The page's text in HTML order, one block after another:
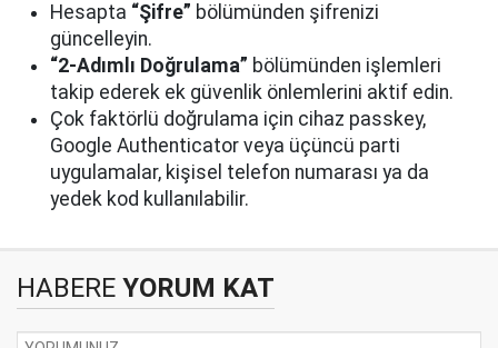
Hesapta “Şifre” bölümünden şifrenizi
güncelleyin.
“2-Adımlı Doğrulama” bölümünden işlemleri
takip ederek ek güvenlik önlemlerini aktif edin.
Çok faktörlü doğrulama için cihaz passkey,
Google Authenticator veya üçüncü parti
uygulamalar, kişisel telefon numarası ya da
yedek kod kullanılabilir.
HABERE YORUM KAT